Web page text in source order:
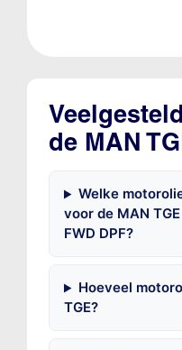
de MAN
Welke
voor de MAN
FWD DPF?
Hoeveel
TGE?